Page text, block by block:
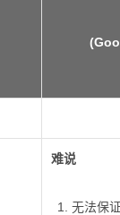
难说
无法保